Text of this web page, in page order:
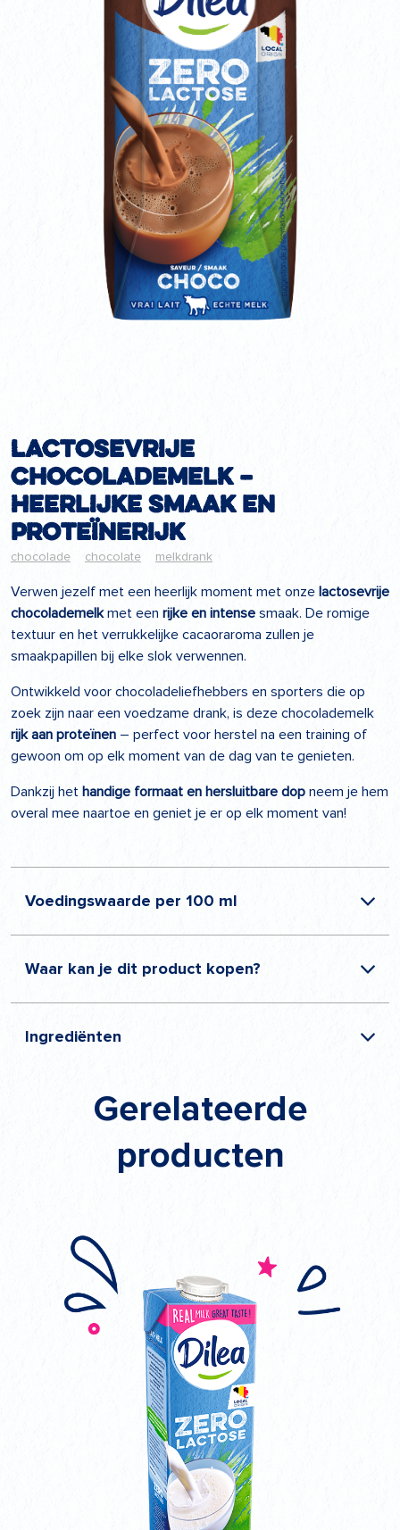
Lactosevrije
Chocolademelk –
Heerlijke smaak en
proteïnerijk
chocolade chocolate melkdrank
Verwen jezelf met een heerlijk moment met onze lactosevrije
chocolademelkmet een rijke en intense smaak. De romige
textuur en het verrukkelijke cacaoraroma zullen je
smaakpapillen bij elke slok verwennen.
Ontwikkeld voor chocoladeliefhebbers en sporters die op
zoek zijn naar een voedzame drank, is deze chocolademelk
rijk aan proteïnen – perfect voor herstel na een training of
gewoon om op elk moment van de dag van te genieten.
Dankzij het handige formaat en hersluitbare dop neem je hem
overal mee naartoe en geniet je er op elk moment van!
Voedingswaarde per 100 ml
Energie 276 kJ / 66 kcal
Vetten 1,6 g
Koolhydraten
0,15 g
Waar kan je dit product kopen?
Ingrediënten
Gerelateerde
producten